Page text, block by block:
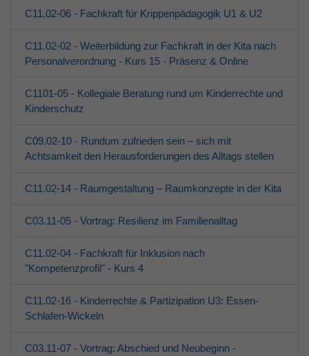
C11.02-06 - Fachkraft für Krippenpädagogik U1 & U2
C11.02-02 - Weiterbildung zur Fachkraft in der Kita nach
Personalverordnung - Kurs 15 - Präsenz & Online
C1101-05 - Kollegiale Beratung rund um Kinderrechte und
Kinderschutz
C09.02-10 - Rundum zufrieden sein – sich mit
Achtsamkeit den Herausforderungen des Alltags stellen
C11.02-14 - Raumgestaltung – Raumkonzepte in der Kita
C03.11-05 - Vortrag: Resilienz im Familienalltag
C11.02-04 - Fachkraft für Inklusion nach
"Kompetenzprofil" - Kurs 4
C11.02-16 - Kinderrechte & Partizipation U3: Essen-
Schlafen-Wickeln
C03.11-07 - Vortrag: Abschied und Neubeginn -